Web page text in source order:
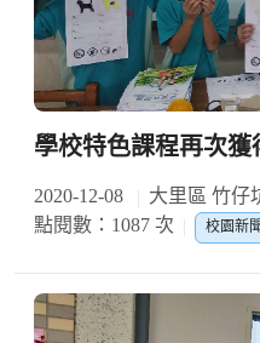
學校特色課程再次
2020-12-08
大里區 竹仔
點閱數：1087 次
校園新聞